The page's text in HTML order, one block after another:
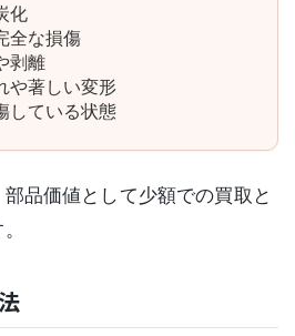
化
全な損傷
剥離
や著しい変形
している状態
品価値として少額での買取と